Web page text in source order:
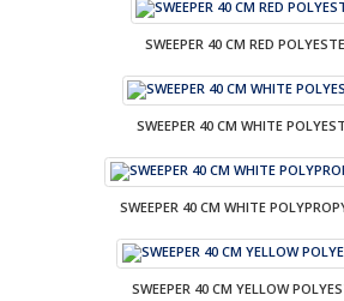
SWEEPER 40 CM RED
SWEEPER 40 CM WHITE
SWEEPER 40 CM WHITE
SWEEPER 40 CM YELLOW